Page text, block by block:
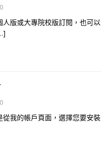
0
版或大專院校版訂閱，也可以
0
我的帳戶頁面，選擇您要安裝